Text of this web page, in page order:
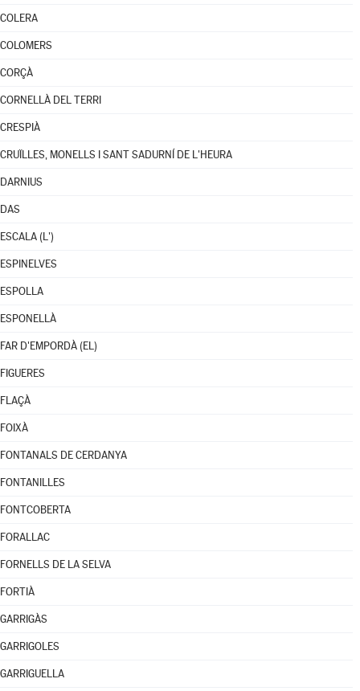
COLERA
COLOMERS
CORÇÀ
CORNELLÀ DEL TERRI
CRESPIÀ
CRUÏLLES, MONELLS I SANT SADURNÍ DE L'HEURA
DARNIUS
DAS
ESCALA (L')
ESPINELVES
ESPOLLA
ESPONELLÀ
FAR D'EMPORDÀ (EL)
FIGUERES
FLAÇÀ
FOIXÀ
FONTANALS DE CERDANYA
FONTANILLES
FONTCOBERTA
FORALLAC
FORNELLS DE LA SELVA
FORTIÀ
GARRIGÀS
GARRIGOLES
GARRIGUELLA